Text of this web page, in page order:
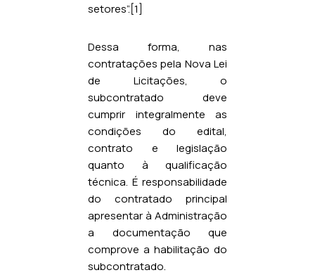
setores”.[1]
Dessa forma, nas
contratações pela Nova Lei
de Licitações, o
subcontratado deve
cumprir integralmente as
condições do edital,
contrato e legislação
quanto à qualificação
técnica. É responsabilidade
do contratado principal
apresentar à Administração
a documentação que
comprove a habilitação do
subcontratado.